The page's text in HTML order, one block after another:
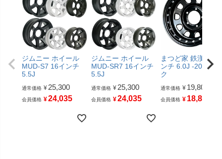
ジムニー ホイール
MUD-S7 16インチ
5.5J
通常価格 ¥ 25,300
会員価格 ¥24,035
ジムニー ホイール
MUD-SR7 16インチ
5.5J
通常価格 ¥ 25,300
会員価格 ¥24,035
まつど家 鉄漢 16イ
ンチ 6.0J -20 ブラ
ク
通常価格 ¥ 19,800
会員価格 ¥ 18,810